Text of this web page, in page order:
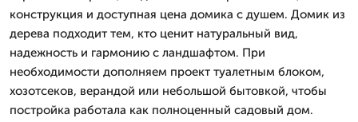
конструкция и доступная цена домика с душем. Домик из
дерева подходит тем, кто ценит натуральный вид,
надежность и гармонию с ландшафтом. При
необходимости дополняем проект туалетным блоком,
хозотсеков, верандой или небольшой бытовкой, чтобы
постройка работала как полноценный садовый дом.